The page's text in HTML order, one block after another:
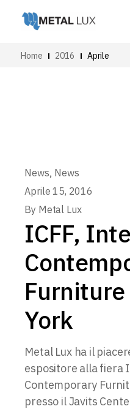
Home 2016 Aprile
News, News
Aprile 15, 2016
By Metal Lux
ICFF,
Furniture
York
Metal Lux ha il
espositore alla fiera
Contemporary
presso il Javits